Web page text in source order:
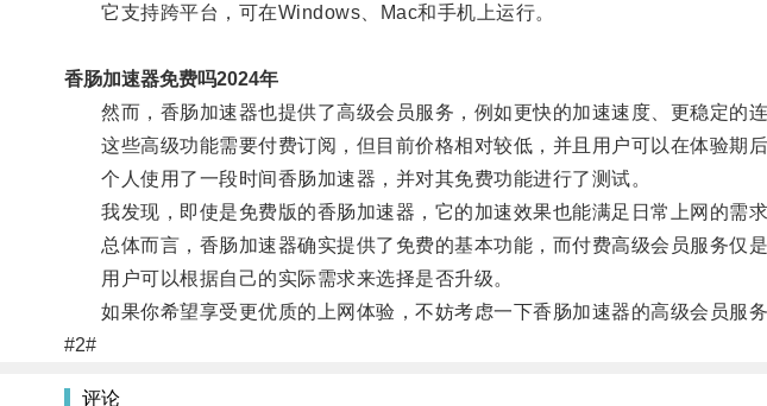
它支持跨平台，可在Windows、Mac和手机上运行。
香肠加速器免费吗2024年
然而，香肠加速器也提供了高级会员服务，例如更快的加速速度、更稳定的连
这些高级功能需要付费订阅，但目前价格相对较低，并且用户可以在体验期后
个人使用了一段时间香肠加速器，并对其免费功能进行了测试。
我发现，即使是免费版的香肠加速器，它的加速效果也能满足日常上网的需求
总体而言，香肠加速器确实提供了免费的基本功能，而付费高级会员服务仅是
用户可以根据自己的实际需求来选择是否升级。
如果你希望享受更优质的上网体验，不妨考虑一下香肠加速器的高级会员服务
#2#
评论